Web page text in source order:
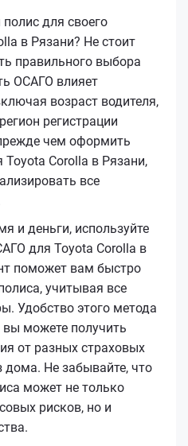
для своего
в Рязани? Не стоит
правильного выбора
ОСАГО влияет
возраст водителя,
регистрации
чем оформить
Corolla в Рязани,
все
и деньги, используйте
для Toyota Corolla в
поможет вам быстро
учитывая все
Удобство этого метода
можете получить
от разных страховых
дома. Не забывайте, что
может не только
рисков, но и